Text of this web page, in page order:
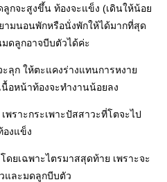
กจะสูงขึ้น ท้องจะแข็ง (เดินให้น้อย
มนอนพักหรือนั่งพักให้ได้มากที่สุด
ดลูกอาจบีบตัวได้ค่ะ
ลุก ให้ตะแคงร่างแทนการหงาย
นื้อหน้าท้องจะทำงานน้อยลง
พราะกระเพาะปัสสาวะที่โตจะไป
องแข็ง
ยเฉพาะไตรมาสสุดท้าย เพราะจะ
และมดลูกบีบตัว